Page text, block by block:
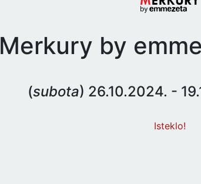
Merkury by
(subota) 26.10.2024. -
Isteklo!